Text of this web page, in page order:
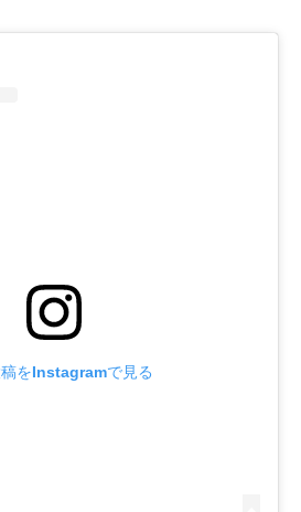
稿をInstagramで見る